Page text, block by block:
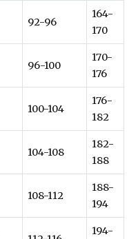
92-96
164-
170
96-100
170-
176
100-104
176-
182
104-108
182-
188
108-112
188-
194
194-